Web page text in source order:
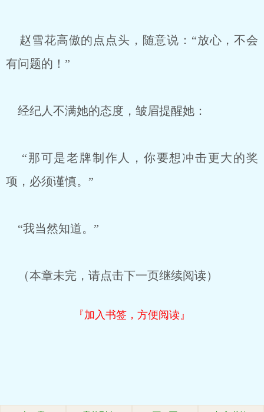
赵雪花高傲的点点头，随意说：“放心，不会
有问题的！”
经纪人不满她的态度，皱眉提醒她：
“那可是老牌制作人，你要想冲击更大的奖
项，必须谨慎。”
“我当然知道。”
（本章未完，请点击下一页继续阅读）
『加入书签，方便阅读』